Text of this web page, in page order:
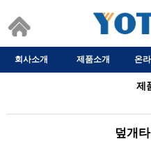
회사소개 제품소개 온
제
덮개